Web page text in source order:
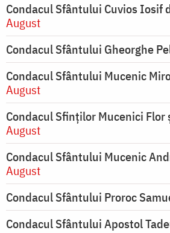
Condacul Sfântului Cuvios Iosif
August
Condacul Sfântului Gheorghe
Condacul Sfântului Mucenic
August
Condacul Sfinţilor Mucenici Flor
August
Condacul Sfântului Mucenic
August
Condacul Sfântului Proroc
Condacul Sfântului Apostol